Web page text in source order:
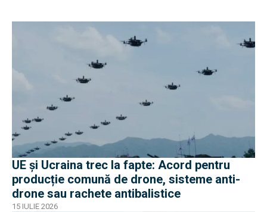
UE și Ucraina trec la fapte: Acord pentru
producție comună de drone, sisteme anti-
drone sau rachete antibalistice
15 IULIE 2026